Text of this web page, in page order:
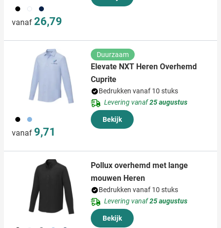
001 002 131
vanaf 26,79
001 018
vanaf 9,71
Duurzaam
Elevate NXT Heren Overhemd
Cuprite
Bedrukken vanaf 10 stuks
Levering vanaf25 augustus
Bekijk
Pollux overhemd met lange
mouwen Heren
Bedrukken vanaf 10 stuks
Levering vanaf25 augustus
Bekijk